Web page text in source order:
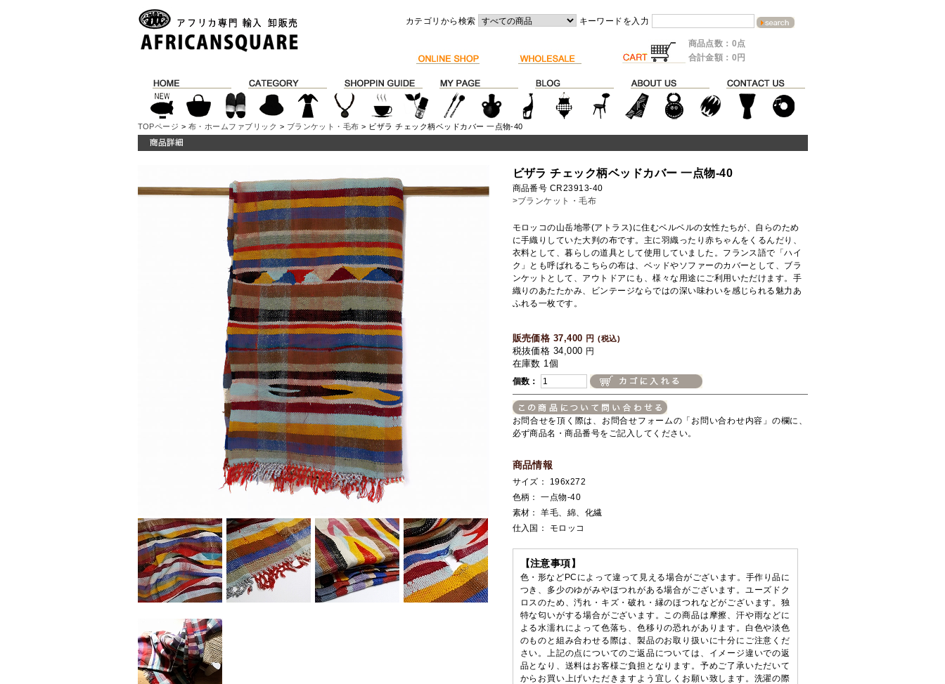
カテゴリから検索 キーワードを入力
商品点数：0点
合計金額：0円
TOPページ > 布・ホームファブリック > ブランケット・毛布 > ビザラ チェック柄ベッドカバー 一点物-40
ビザラ チェック柄ベッドカバー 一点物-40
商品番号 CR23913-40
>ブランケット・毛布
モロッコの山岳地帯(アトラス)に住むベルベルの女性たちが、自らのため
に手織りしていた大判の布です。主に羽織ったり赤ちゃんをくるんだり、
衣料として、暮らしの道具として使用していました。フランス語で「ハイ
ク」とも呼ばれるこちらの布は、ベッドやソファーのカバーとして、ブラ
ンケットとして、アウトドアにも、様々な用途にご利用いただけます。手
織りのあたたかみ、ビンテージならではの深い味わいを感じられる魅力あ
ふれる一枚です。
販売価格 37,400 円 (税込)
税抜価格 34,000 円
在庫数 1個
個数：
お問合せを頂く際は、お問合せフォームの「お問い合わせ内容」の欄に、
必ず商品名・商品番号をご記入してください。
商品情報
サイズ： 196x272
色柄： 一点物-40
素材： 羊毛、綿、化繊
仕入国： モロッコ
【注意事項】
色・形などPCによって違って見える場合がございます。手作り品に
つき、多少のゆがみやほつれがある場合がございます。ユーズドク
ロスのため、汚れ・キズ・破れ・縁のほつれなどがございます。独
特な匂いがする場合がございます。この商品は摩擦、汗や雨などに
よる水濡れによって色落ち、色移りの恐れがあります。白色や淡色
のものと組み合わせる際は、製品のお取り扱いに十分にご注意くだ
さい。上記の点についてのご返品については、イメージ違いでの返
品となり、送料はお客様ご負担となります。予めご了承いただいて
からお買い上げいただきますよう宜しくお願い致します。洗濯の際